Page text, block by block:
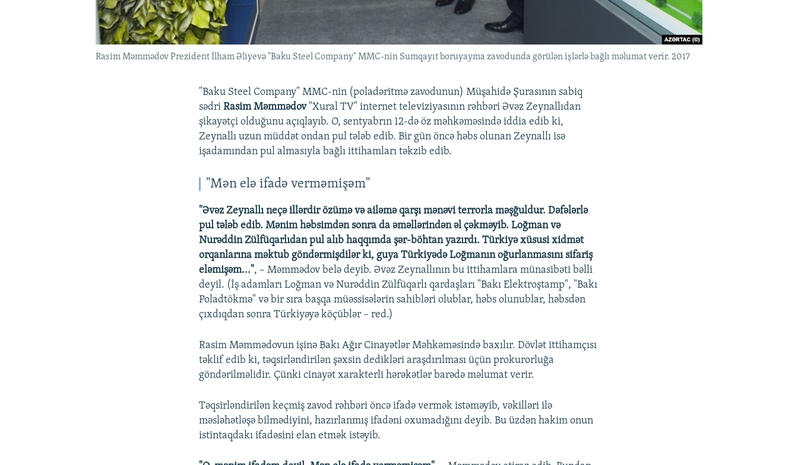
Rasim Məmmədov Prezident İlham Əliyevə "Baku Steel Company" MMC-nin Sumqayıt boruyayma zavodunda görülən işlərlə bağlı məlumat verir. 2017
"Baku Steel Company" MMC-nin (poladəritmə zavodunun) Müşahidə Şurasının sabiq
sədriRasim Məmmədov"Xural TV" internet televiziyasının rəhbəri Əvəz Zeynallıdan
şikayətçi olduğunu açıqlayıb. O, sentyabrın 12-də öz məhkəməsində iddia edib ki,
Zeynallı uzun müddət ondan pul tələb edib. Bir gün öncə həbs olunan Zeynallı isə
işadamından pul almasıyla bağlı ittihamları təkzib edib.
"Mən elə ifadə verməmişəm"
"Əvəz Zeynallı neçə illərdir özümə və ailəmə qarşı mənəvi terrorla məşğuldur. Dəfələrlə
pul tələb edib. Mənim həbsimdən sonra da əməllərindən əl çəkməyib. Loğman və
Nurəddin Zülfüqarlıdan pul alıb haqqımda şər-böhtan yazırdı. Türkiyə xüsusi xidmət
orqanlarına məktub göndərmişdilər ki, guya Türkiyədə Loğmanın oğurlanmasını sifariş
eləmişəm...", – Məmmədov belə deyib. Əvəz Zeynallının bu ittihamlara münasibəti bəlli
deyil. (İş adamları Loğman və Nurəddin Zülfüqarlı qardaşları "Bakı Elektroştamp", "Bakı
Poladtökmə" və bir sıra başqa müəssisələrin sahibləri olublar, həbs olunublar, həbsdən
çıxdıqdan sonra Türkiyəyə köçüblər – red.)
Rasim Məmmədovun işinə Bakı Ağır Cinayətlər Məhkəməsində baxılır. Dövlət ittihamçısı
təklif edib ki, təqsirləndirilən şəxsin dedikləri araşdırılması üçün prokurorluğa
göndərilməlidir. Çünki cinayət xarakterli hərəkətlər barədə məlumat verir.
Təqsirləndirilən keçmiş zavod rəhbəri öncə ifadə vermək istəməyib, vəkilləri ilə
məsləhətləşə bilmədiyini, hazırlanmış ifadəni oxumadığını deyib. Bu üzdən hakim onun
istintaqdakı ifadəsini elan etmək istəyib.